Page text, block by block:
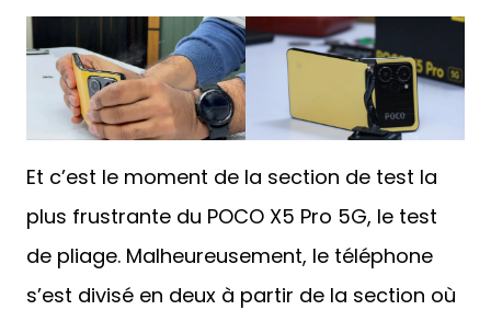
Et c’est le moment de la section de test la
plus frustrante du POCO X5 Pro 5G, le test
de pliage. Malheureusement, le téléphone
s’est divisé en deux à partir de la section où